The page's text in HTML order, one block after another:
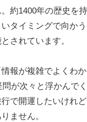
約1400年の歴史を
タイミングで向か
されています。
報が複雑でよくわ
が次々と浮かんで
で開運したいけれ
ません。